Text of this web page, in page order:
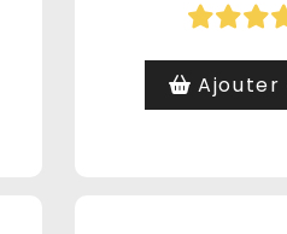
Ajouter